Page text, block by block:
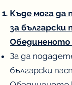
Къде мога да
за български
Обединеното
За да
български